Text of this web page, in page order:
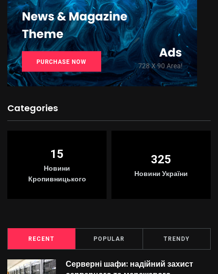
Categories
15
Новини
Кропивницького
325
Новини України
RECENT POPULAR TRENDY
Серверні шафи: надійний захист